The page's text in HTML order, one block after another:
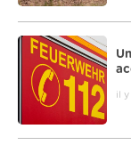
il y